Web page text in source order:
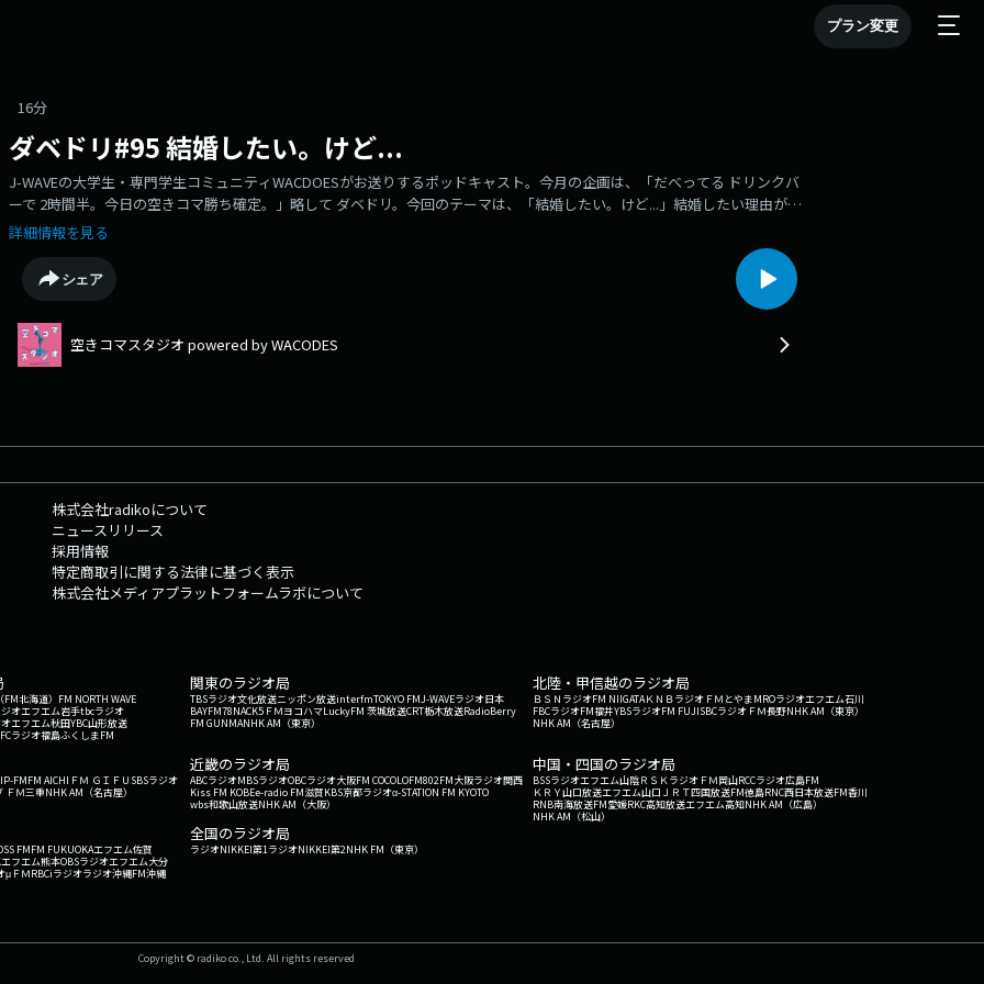
プラン変更
16分
ダベドリ#95 結婚したい。けど...
J-WAVEの大学生・専門学生コミュニティWACDOESがお送りするポッドキャスト。今月の企画は、「だべってる ドリンクバ
ーで 2時間半。今日の空きコマ勝ち確定。」略して ダベドリ。今回のテーマは、「結婚したい。けど...」結婚したい理由が素
敵すぎるチャッカ。私達にこのトークテーマは早すぎた。（出演：7期・てぃん、チャッカ、10期・くじちゃん｜編集：10
期・ゆうしょう）
詳細情報を見る
シェア
空きコマスタジオ powered by WACODES
株式会社radikoについて
ニュースリリース
採用情報
特定商取引に関する法律に基づく表示
株式会社メディアプラットフォームラボについて
北海道） FM NORTH WAVE
オエフエム岩手tbcラジオ
エフエム秋田YBC山形放送
ラジオ福島ふくしまFM
関東のラジオ局
TBSラジオ文化放送ニッポン放送interfmTOKYO FMJ-WAVEラジオ日本
BAYFM78NACK5 ＦＭヨコハマLuckyFM 茨城放送CRT栃木放送RadioBerry
FM GUNMANHK AM（東京）
北陸・甲信越のラジオ局
ＢＳＮラジオFM NIIGATAＫＮＢラジオ ＦＭとやまMROラジオエフエム石川
FBCラジオFM福井YBSラジオFM FUJISBCラジオ ＦＭ長野NHK AM（東京）
NHK AM（名古屋）
FMFM AICHI ＦＭ ＧＩＦＵ SBSラジオ
ＦＭ三重NHK AM（名古屋）
近畿のラジオ局
ABCラジオMBSラジオOBCラジオ大阪FM COCOLOFM802FM大阪ラジオ関西
Kiss FM KOBEe-radio FM滋賀KBS京都ラジオα-STATION FM KYOTO
wbs和歌山放送NHK AM（大阪）
中国・四国のラジオ局
BSSラジオエフエム山陰ＲＳＫラジオ ＦＭ岡山RCCラジオ広島FM
ＫＲＹ山口放送エフエム山口 ＪＲＴ四国放送FM徳島RNC西日本放送FM香川
RNB南海放送FM愛媛RKC高知放送エフエム高知NHK AM（広島）
NHK AM（松山）
FMFM FUKUOKAエフエム佐賀
フエム熊本OBSラジオエフエム大分
μＦＭRBCiラジオラジオ沖縄FM沖縄
全国のラジオ局
ラジオNIKKEI第1ラジオNIKKEI第2NHK FM（東京）
Copyright © radiko co., Ltd. All rights reserved